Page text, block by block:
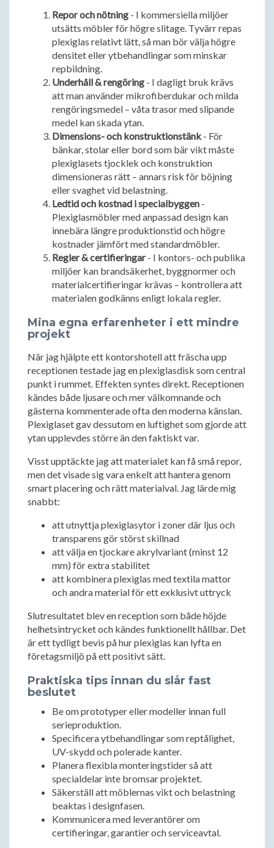
Repor och nötning - I kommersiella miljöer
utsätts möbler för högre slitage. Tyvärr repas
plexiglas relativt lätt, så man bör välja högre
densitet eller ytbehandlingar som minskar
repbildning.
Underhåll & rengöring - I dagligt bruk krävs
att man använder mikrofiberdukar och milda
rengöringsmedel – våta trasor med slipande
medel kan skada ytan.
Dimensions- och konstruktionstänk- För
bänkar, stolar eller bord som bär vikt måste
plexiglasets tjocklek och konstruktion
dimensioneras rätt – annars risk för böjning
eller svaghet vid belastning.
Ledtid och kostnad i specialbyggen -
Plexiglasmöbler med anpassad design kan
innebära längre produktionstid och högre
kostnader jämfört med standardmöbler.
Regler & certifieringar- I kontors- och publika
miljöer kan brandsäkerhet, byggnormer och
materialcertifieringar krävas – kontrollera att
materialen godkänns enligt lokala regler.
Mina egna erfarenheter i ett mindre
projekt
När jag hjälpte ett kontorshotell att fräscha upp
receptionen testade jag en plexiglasdisk som central
punkt i rummet. Effekten syntes direkt. Receptionen
kändes både ljusare och mer välkomnande och
gästerna kommenterade ofta den moderna känslan.
Plexiglaset gav dessutom en luftighet som gjorde att
ytan upplevdes större än den faktiskt var.
Visst upptäckte jag att materialet kan få små repor,
men det visade sig vara enkelt att hantera genom
smart placering och rätt materialval. Jag lärde mig
snabbt:
att utnyttja plexiglasytor i zoner där ljus och
transparens gör störst skillnad
att välja en tjockare akrylvariant (minst 12
mm) för extra stabilitet
att kombinera plexiglas med textila mattor
och andra material för ett exklusivt uttryck
Slutresultatet blev en reception som både höjde
helhetsintrycket och kändes funktionellt hållbar. Det
är ett tydligt bevis på hur plexiglas kan lyfta en
företagsmiljö på ett positivt sätt.
Praktiska tips innan du slår fast
beslutet
Be om prototyper eller modeller innan full
serieproduktion.
Specificera ytbehandlingar som reptålighet,
UV-skydd och polerade kanter.
Planera flexibla monteringstider så att
specialdelar inte bromsar projektet.
Säkerställ att möblernas vikt och belastning
beaktas i designfasen.
Kommunicera med leverantörer om
certifieringar, garantier och serviceavtal.